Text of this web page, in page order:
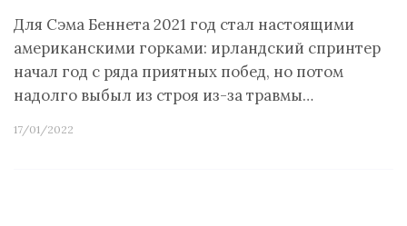
Для Сэма Беннета 2021 год стал настоящими
американскими горками: ирландский спринтер
начал год с ряда приятных побед, но потом
надолго выбыл из строя из-за травмы…
17/01/2022